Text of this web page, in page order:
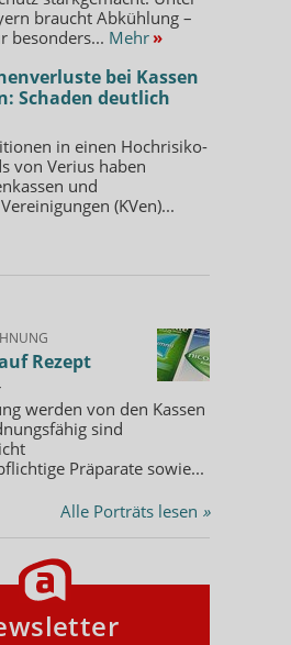
braucht Abkühlung –
besonders... Mehr »
bei Kassen
Schaden deutlich
in einen Hochrisiko-
von Verius haben
und
(KVen)...
Rezept
werden von den Kassen
sind
Präparate sowie...
Alle Porträts lesen »